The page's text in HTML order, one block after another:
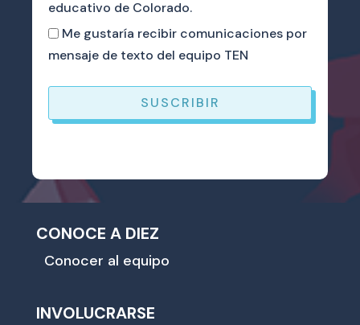
educativo de Colorado.
Me gustaría recibir comunicaciones por
mensaje de texto del equipo TEN
SUSCRIBIR
CONOCE A DIEZ
Conocer al equipo
INVOLUCRARSE